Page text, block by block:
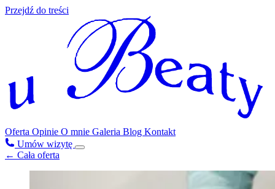
Przejdź do treści
Oferta Opinie O mnie Galeria Blog Kontakt
Umów wizytę
← Cała oferta